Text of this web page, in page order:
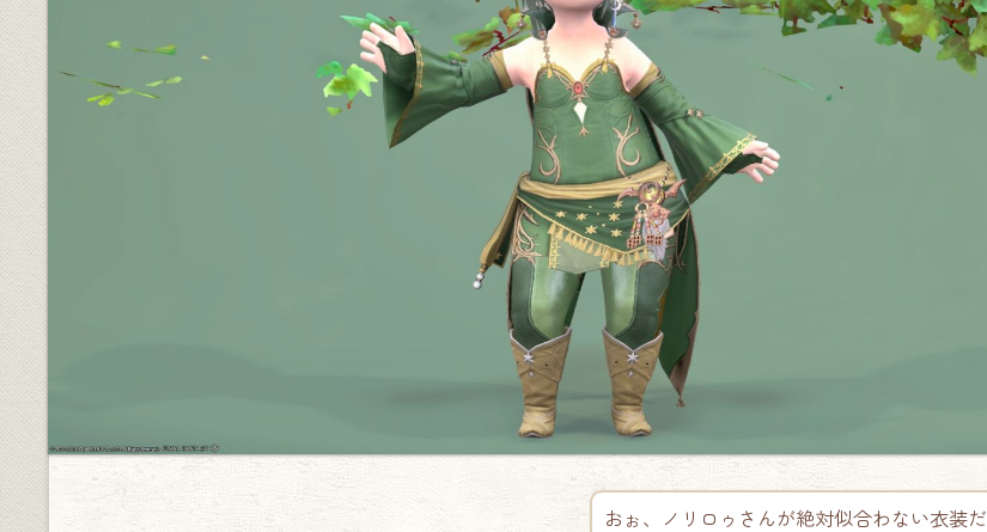
おぉ、ノリロゥさんが絶対似合わない衣装だ